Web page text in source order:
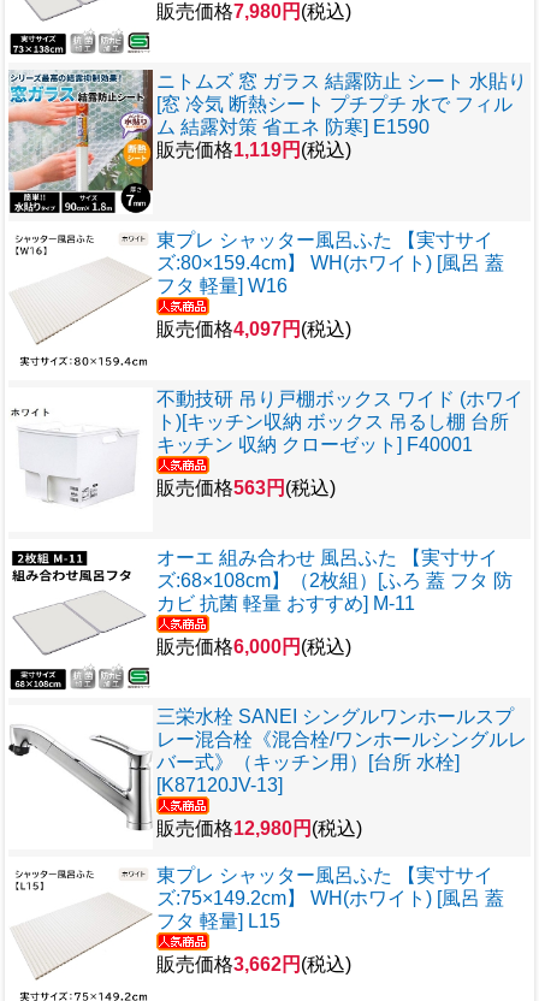
販売価格7,980円 (税込)
ニトムズ 窓 ガラス 結露防止 シート 水貼り
[窓 冷気 断熱シート プチプチ 水で フィル
ム 結露対策 省エネ 防寒] E1590
販売価格1,119円 (税込)
東プレ シャッター風呂ふた 【実寸サイ
ズ:80×159.4cm】 WH(ホワイト) [風呂 蓋
フタ 軽量] W16
販売価格4,097円 (税込)
不動技研 吊り戸棚ボックス ワイド (ホワイ
ト)[キッチン収納 ボックス 吊るし棚 台所
キッチン 収納 クローゼット] F40001
販売価格563円 (税込)
オーエ 組み合わせ 風呂ふた 【実寸サイ
ズ:68×108cm】（2枚組）[ふろ 蓋 フタ 防
カビ 抗菌 軽量 おすすめ] M-11
販売価格6,000円 (税込)
三栄水栓 SANEI シングルワンホールスプ
レー混合栓《混合栓/ワンホールシングルレ
バー式》（キッチン用）[台所 水栓]
[K87120JV-13]
販売価格12,980円 (税込)
東プレ シャッター風呂ふた 【実寸サイ
ズ:75×149.2cm】 WH(ホワイト) [風呂 蓋
フタ 軽量] L15
販売価格3,662円 (税込)